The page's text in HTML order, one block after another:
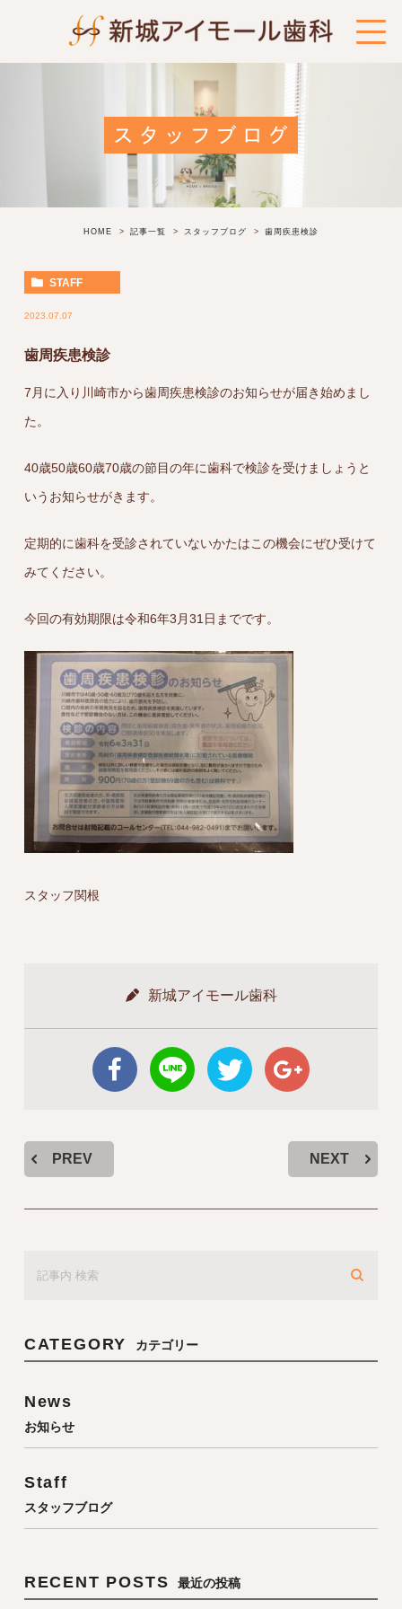
スタッフブログ
HOME 記事一覧 スタッフブログ 歯周疾患検診
STAFF
2023.07.07
歯周疾患検診
7月に入り川崎市から歯周疾患検診のお知らせが届き始めまし
た。
40歳50歳60歳70歳の節目の年に歯科で検診を受けましょうと
いうお知らせがきます。
定期的に歯科を受診されていないかたはこの機会にぜひ受けて
みてください。
今回の有効期限は令和6年3月31日までです。
スタッフ関根
新城アイモール歯科
PREV NEXT
CATEGORY カテゴリー
News
お知らせ
Staff
スタッフブログ
RECENT POSTS 最近の投稿